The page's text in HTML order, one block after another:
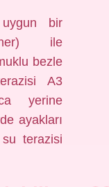
bir
ile
bezle
A3
yerine
ayakları
su terazisi